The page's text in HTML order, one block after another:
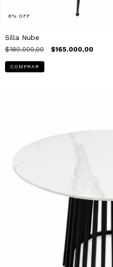
8% OFF
Silla Nube
$180.000,00 $165.000,00